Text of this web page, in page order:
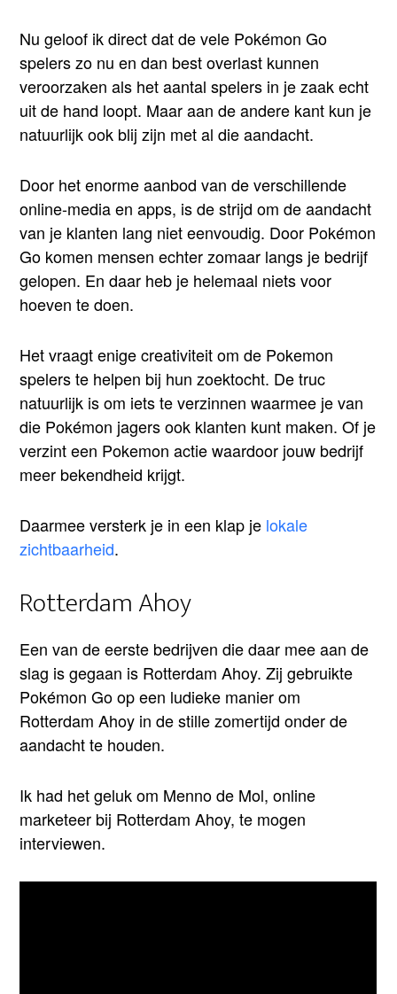
Nu geloof ik direct dat de vele Pokémon Go
spelers zo nu en dan best overlast kunnen
veroorzaken als het aantal spelers in je zaak echt
uit de hand loopt. Maar aan de andere kant kun je
natuurlijk ook blij zijn met al die aandacht.
Door het enorme aanbod van de verschillende
online-media en apps, is de strijd om de aandacht
van je klanten lang niet eenvoudig. Door Pokémon
Go komen mensen echter zomaar langs je bedrijf
gelopen. En daar heb je helemaal niets voor
hoeven te doen.
Het vraagt enige creativiteit om de Pokemon
spelers te helpen bij hun zoektocht. De truc
natuurlijk is om iets te verzinnen waarmee je van
die Pokémon jagers ook klanten kunt maken. Of je
verzint een Pokemon actie waardoor jouw bedrijf
meer bekendheid krijgt.
Daarmee versterk je in een klap je lokale
zichtbaarheid.
Rotterdam Ahoy
Een van de eerste bedrijven die daar mee aan de
slag is gegaan is Rotterdam Ahoy. Zij gebruikte
Pokémon Go op een ludieke manier om
Rotterdam Ahoy in de stille zomertijd onder de
aandacht te houden.
Ik had het geluk om Menno de Mol, online
marketeer bij Rotterdam Ahoy, te mogen
interviewen.